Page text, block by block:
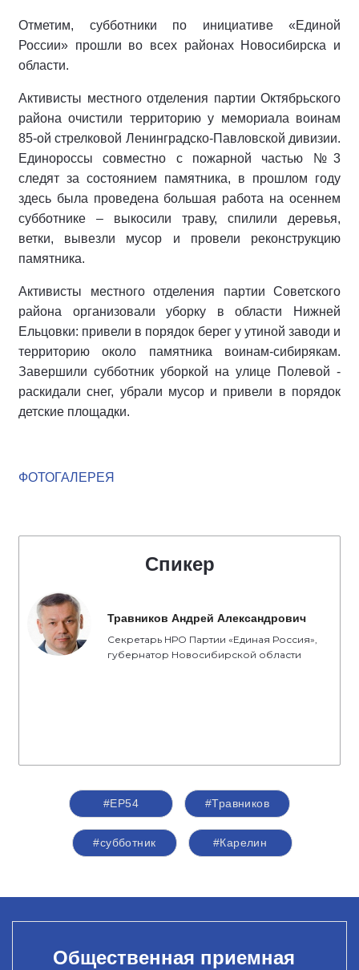
Отметим, субботники по инициативе «Единой
России» прошли во всех районах Новосибирска и
области.
Активисты местного отделения партии Октябрьского
района очистили территорию у мемориала воинам
85-ой стрелковой Ленинградско-Павловской дивизии.
Единороссы совместно с пожарной частью №3
следят за состоянием памятника, в прошлом году
здесь была проведена большая работа на осеннем
субботнике – выкосили траву, спилили деревья,
ветки, вывезли мусор и провели реконструкцию
памятника.
Активисты местного отделения партии Советского
района организовали уборку в области Нижней
Ельцовки: привели в порядок берег у утиной заводи и
территорию около памятника воинам-сибирякам.
Завершили субботник уборкой на улице Полевой -
раскидали снег, убрали мусор и привели в порядок
детские площадки.
ФОТОГАЛЕРЕЯ
Спикер
Травников Андрей Александрович
Секретарь НРО Партии «Единая Россия»,
губернатор Новосибирской области
#ЕР54 #Травников
#субботник #Карелин
Общественная приемная